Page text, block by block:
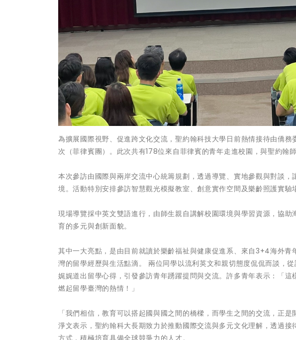
為擴展國際視野、促進跨文化交流，聖約翰科技大學日前熱情接待由僑
次（菲律賓團）。此次共有178位來自菲律賓的青年走進校園，與聖約翰
本次參訪由國際與兩岸交流中心統籌規劃，透過導覽、實地參觀與對談
境。活動特別安排參訪智慧觀光模擬教室、創意實作空間及樂齡照護實驗
現場導覽採中英文雙語進行，由師生親自講解校園環境與學習資源，協
育的多元與創新面貌。
其中一大亮點，是由目前就讀於樂齡福祉與健康促進系、來自3+4海外
灣的留學經歷與生活點滴。 兩位同學以流利英文和親切態度侃侃而談，
娓娓道出留學心得，引發參訪青年踴躍提問與交流。許多青年表示：「
燃起留學臺灣的熱情！」
「我們相信，教育可以搭起國與國之間的橋樑，而學生之間的交流，正
淨文表示，聖約翰科大長期致力於推動國際交流與多元文化理解，透過